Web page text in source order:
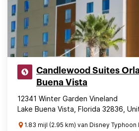
Candlewood Suites
Buena Vista
12341 Winter Garden Vineland
Lake Buena Vista, Florida 32836,
1.83 mijl (2.95 km) van Disney Typhoon